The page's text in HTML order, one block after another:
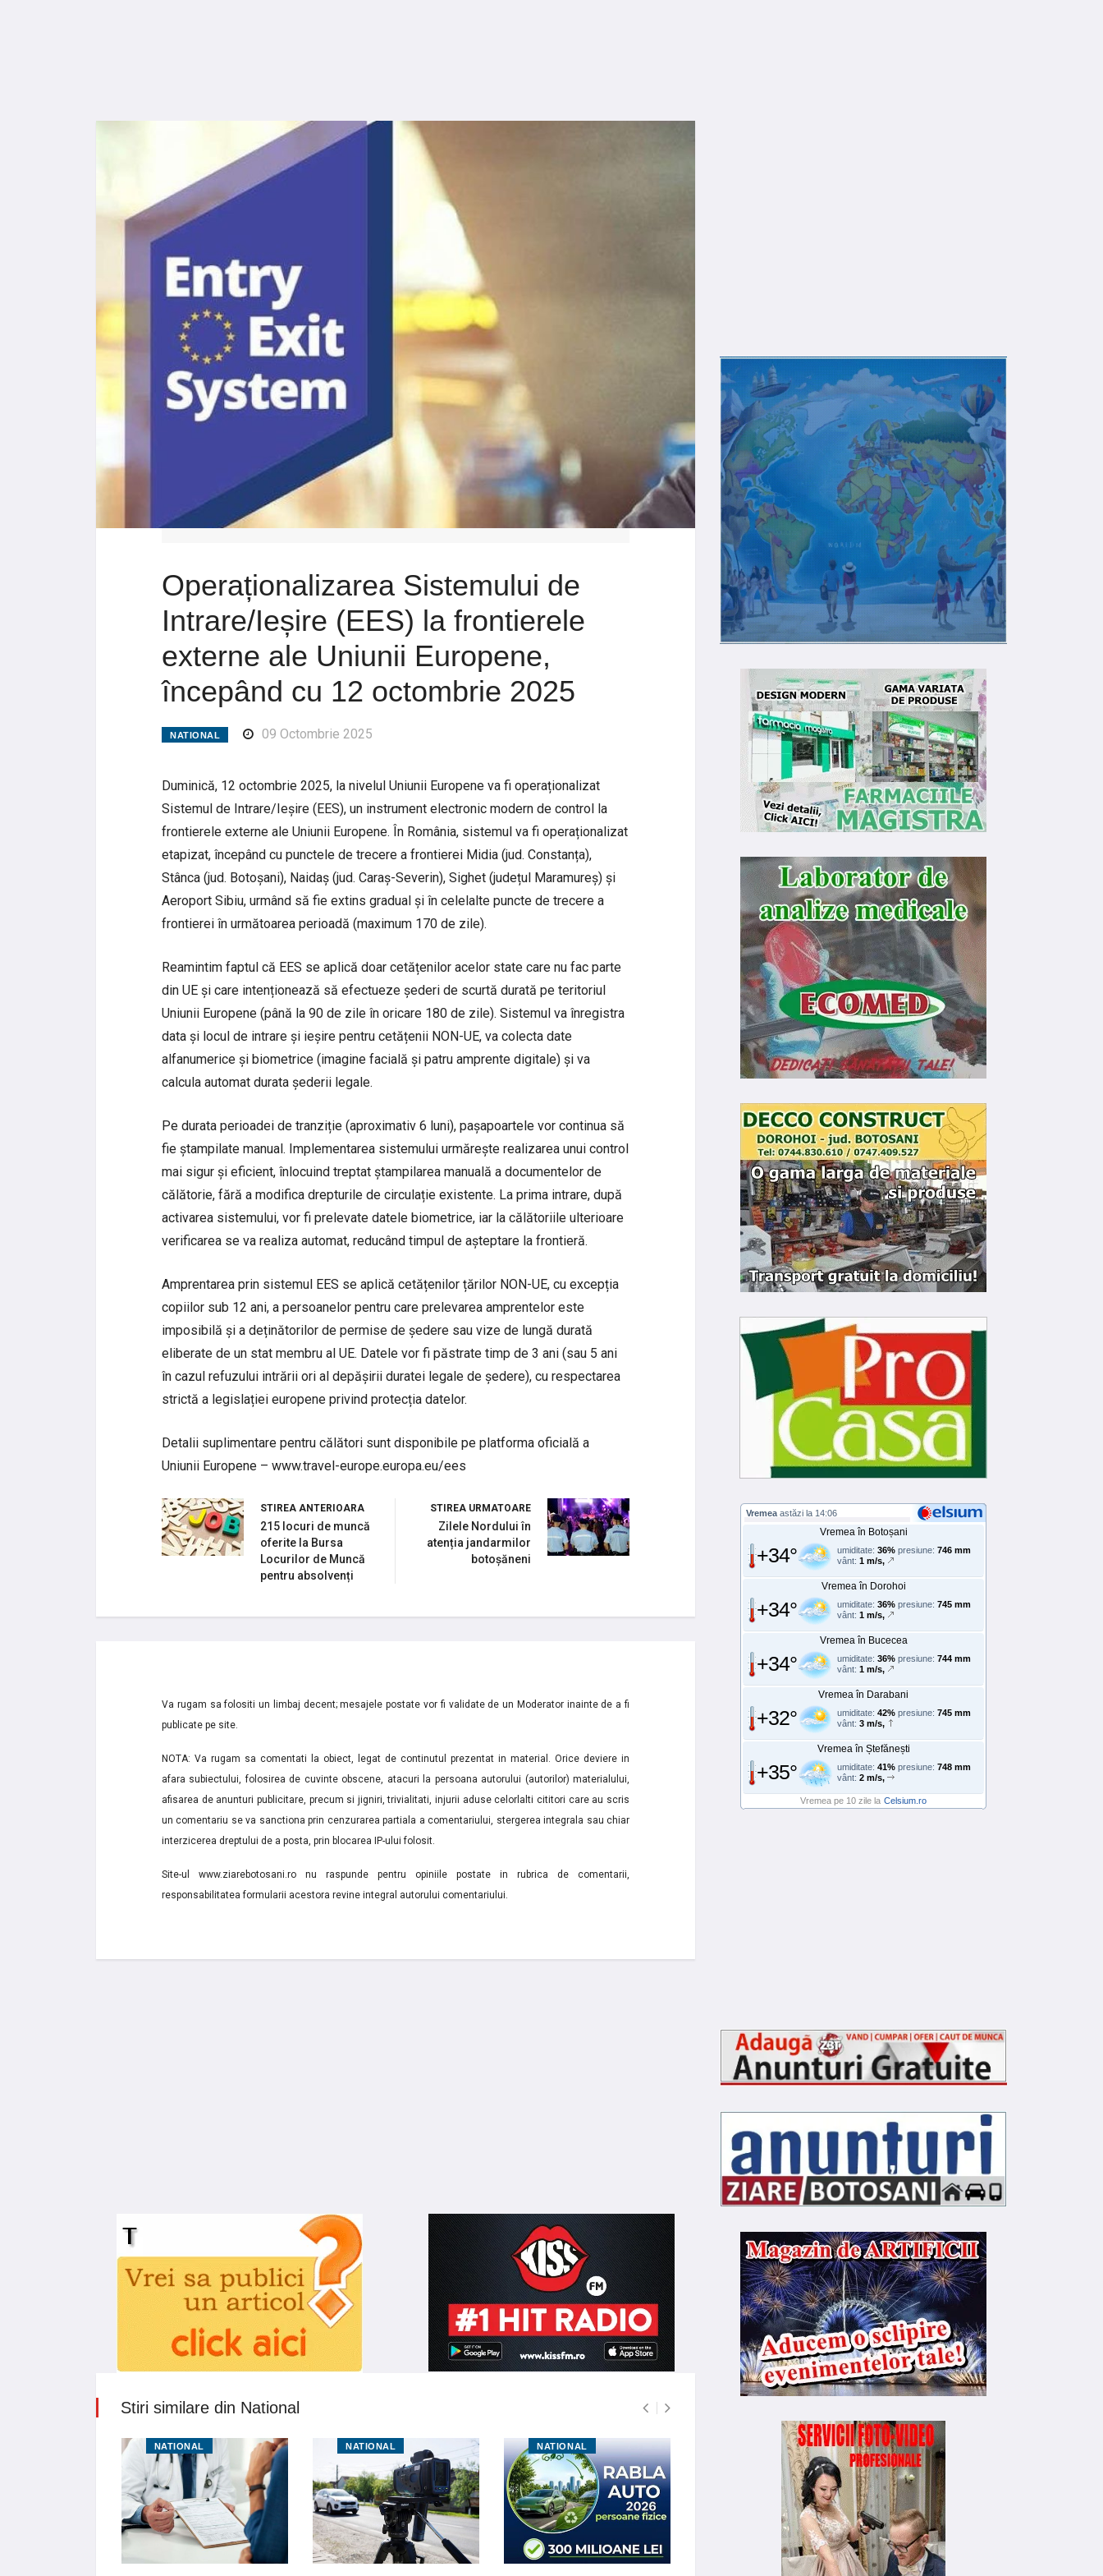
Operaționalizarea Sistemului de
Intrare/Ieșire (EES) la frontierele
externe ale Uniunii Europene,
începând cu 12 octombrie 2025
NATIONAL 09 Octombrie 2025
Duminică, 12 octombrie 2025, la nivelul Uniunii Europene va fi operaționalizat
Sistemul de Intrare/Ieșire (EES), un instrument electronic modern de control la
frontierele externe ale Uniunii Europene. În România, sistemul va fi operaționalizat
etapizat, începând cu punctele de trecere a frontierei Midia (jud. Constanța),
Stânca (jud. Botoșani), Naidaș (jud. Caraș-Severin), Sighet (județul Maramureș) și
Aeroport Sibiu, urmând să fie extins gradual și în celelalte puncte de trecere a
frontierei în următoarea perioadă (maximum 170 de zile).
Reamintim faptul că EES se aplică doar cetățenilor acelor state care nu fac parte
din UE și care intenționează să efectueze șederi de scurtă durată pe teritoriul
Uniunii Europene (până la 90 de zile în oricare 180 de zile). Sistemul va înregistra
data și locul de intrare și ieșire pentru cetățenii NON-UE, va colecta date
alfanumerice și biometrice (imagine facială și patru amprente digitale) și va
calcula automat durata șederii legale.
Pe durata perioadei de tranziție (aproximativ 6 luni), pașapoartele vor continua să
fie ștampilate manual. Implementarea sistemului urmărește realizarea unui control
mai sigur și eficient, înlocuind treptat ștampilarea manuală a documentelor de
călătorie, fără a modifica drepturile de circulație existente. La prima intrare, după
activarea sistemului, vor fi prelevate datele biometrice, iar la călătoriile ulterioare
verificarea se va realiza automat, reducând timpul de așteptare la frontieră.
Amprentarea prin sistemul EES se aplică cetățenilor țărilor NON-UE, cu excepția
copiilor sub 12 ani, a persoanelor pentru care prelevarea amprentelor este
imposibilă și a deținătorilor de permise de ședere sau vize de lungă durată
eliberate de un stat membru al UE. Datele vor fi păstrate timp de 3 ani (sau 5 ani
în cazul refuzului intrării ori al depășirii duratei legale de ședere), cu respectarea
strictă a legislației europene privind protecția datelor.
Detalii suplimentare pentru călători sunt disponibile pe platforma oficială a
Uniunii Europene – www.travel-europe.europa.eu/ees
STIREA ANTERIOARA
215 locuri de muncă
oferite la Bursa
Locurilor de Muncă
pentru absolvenți
STIREA URMATOARE
Zilele Nordului în
atenția jandarmilor
botoșăneni
Va rugam sa folositi un limbaj decent; mesajele postate vor fi validate de un Moderator inainte de a fi
publicate pe site.
NOTA: Va rugam sa comentati la obiect, legat de continutul prezentat in material. Orice deviere in
afara subiectului, folosirea de cuvinte obscene, atacuri la persoana autorului (autorilor) materialului,
afisarea de anunturi publicitare, precum si jigniri, trivialitati, injurii aduse celorlalti cititori care au scris
un comentariu se va sanctiona prin cenzurarea partiala a comentariului, stergerea integrala sau chiar
interzicerea dreptului de a posta, prin blocarea IP-ului folosit.
Site-ul www.ziarebotosani.ro nu raspunde pentru opiniile postate in rubrica de comentarii,
responsabilitatea formularii acestora revine integral autorului comentariului.
Stiri similare din National
NATIONAL NATIONAL NATIONAL NATIONAL
Vremea astăzi la 14:06
Vremea în Botoșani
+34° umiditate: 36% presiune: 746 mm
vânt: 1 m/s,
Vremea în Dorohoi
+34° umiditate: 36% presiune: 745 mm
vânt: 1 m/s,
Vremea în Bucecea
+34° umiditate: 36% presiune: 744 mm
vânt: 1 m/s,
Vremea în Darabani
+32° umiditate: 42% presiune: 745 mm
vânt: 3 m/s,
Vremea în Ștefănești
+35° umiditate: 41% presiune: 748 mm
vânt: 2 m/s,
Vremea pe 10 zile la Celsium.ro